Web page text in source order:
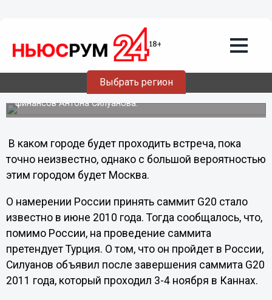
Выбрать регион
Россия примет саммит "Большой
двадцатки" в 2013 году
Россия примет саммит "Большой двадцатки" (G20) в
2013 году, сообщает РИА Новости со ссылкой на
заявление исполняющего обязанности министра
финансов Антона Силуанова.
В каком городе будет проходить встреча, пока
точно неизвестно, однако с большой вероятностью
этим городом будет Москва.
О намерении России принять саммит G20 стало
известно в июне 2010 года. Тогда сообщалось, что,
помимо России, на проведение саммита
претендует Турция. О том, что он пройдет в России,
Силуанов объявил после завершения саммита G20
2011 года, который проходил 3-4 ноября в Каннах.